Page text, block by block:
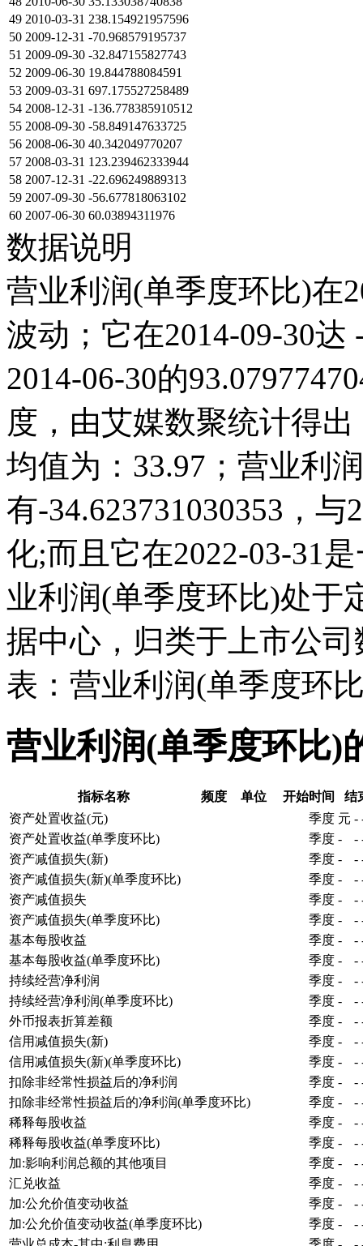
49 2010-03-31 238.154921957596
50 2009-12-31 -70.968579195737
51 2009-09-30 -32.847155827743
52 2009-06-30 19.844788084591
53 2009-03-31 697.175527258489
54 2008-12-31 -136.778385910512
55 2008-09-30 -58.849147633725
56 2008-06-30 40.342049770207
57 2008-03-31 123.239462333944
58 2007-12-31 -22.696249889313
59 2007-09-30 -56.677818063102
60 2007-06-30 60.03894311976
数据说明
营业利润(单季度环比)在
波动；它在2014-09-30达
2014-06-30的
度，由艾媒数聚统计得
均值为：33.97；营业利
有-34.623731030353，
化;而且它在2022-03-31
业利润(单季度环比)处于
据中心，归类于上市公
表：营业利润(单季度环
营业利润(单季度环比)
指标名称 频度 单位 开始时间
结
资产处置收益(元)
季度 元 -
资产处置收益(单季度环比)
季度 - -
资产减值损失(新)
季度 - -
资产减值损失(新)(单季度环比)
季度 - -
资产减值损失
季度 - -
资产减值损失(单季度环比)
季度 - -
基本每股收益
季度 - -
基本每股收益(单季度环比)
季度 - -
持续经营净利润
季度 - -
持续经营净利润(单季度环比)
季度 - -
外币报表折算差额
季度 - -
信用减值损失(新)
季度 - -
信用减值损失(新)(单季度环比)
季度 - -
扣除非经常性损益后的净利润
季度 - -
扣除非经常性损益后的净利润(单季度环比)
季度 - -
稀释每股收益
季度 - -
稀释每股收益(单季度环比)
季度 - -
加:影响利润总额的其他项目
季度 - -
汇兑收益
季度 - -
加:公允价值变动收益
季度 - -
加:公允价值变动收益(单季度环比)
季度 - -